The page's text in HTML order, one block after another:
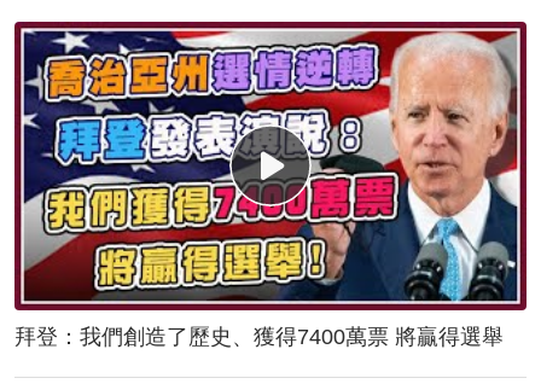
拜登：我們創造了歷史、獲得7400萬票 將贏得選舉